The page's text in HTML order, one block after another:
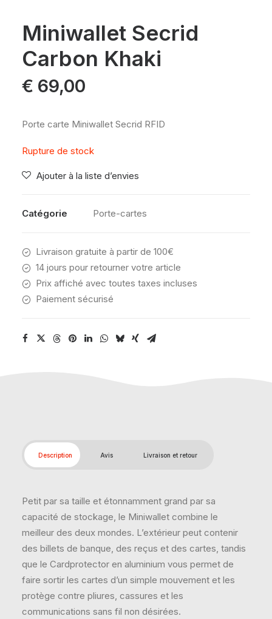
Miniwallet Secrid
Carbon Khaki
€ 69,00
Porte carte Miniwallet Secrid RFID
Rupture de stock
Ajouter à la liste d’envies
Catégorie Porte-cartes
Livraison gratuite à partir de 100€
14 jours pour retourner votre article
Prix affiché avec toutes taxes incluses
Paiement sécurisé
Description Avis Livraison et retour
Petit par sa taille et étonnamment grand par sa
capacité de stockage, le Miniwallet combine le
meilleur des deux mondes. L’extérieur peut contenir
des billets de banque, des reçus et des cartes, tandis
que le Cardprotector en aluminium vous permet de
faire sortir les cartes d’un simple mouvement et les
protège contre pliures, cassures et les
communications sans fil non désirées.